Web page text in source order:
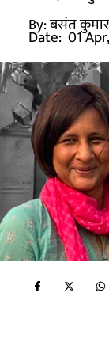
By:बसंत कुमार
Date: 01